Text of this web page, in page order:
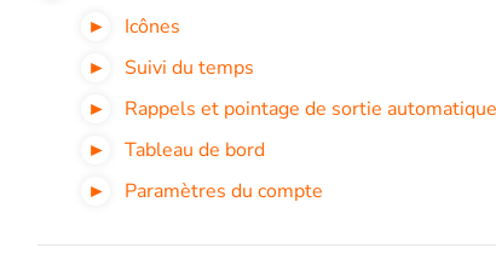
Icônes
Suivi du temps
Rappels et pointage de sortie automatique
Tableau de bord
Paramètres du compte